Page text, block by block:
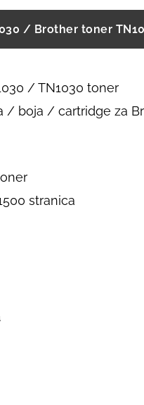
/ Brother toner
/ TN1030 toner
/ boja / cartridge za
stranica